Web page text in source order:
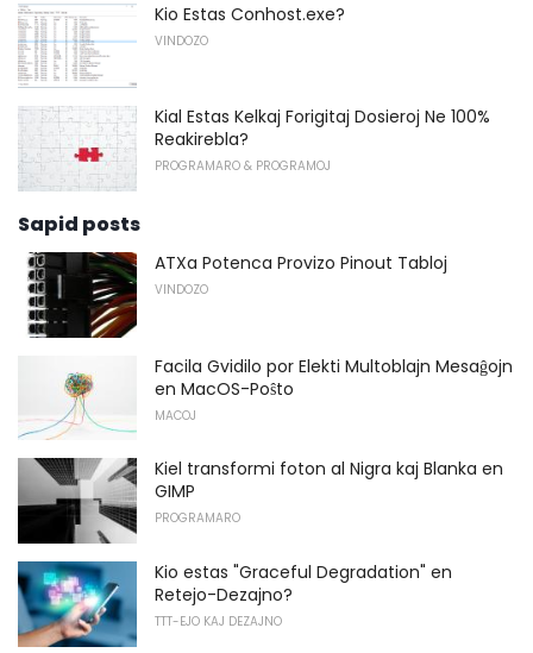
Kio Estas Conhost.exe?
VINDOZO
Kial Estas Kelkaj Forigitaj Dosieroj Ne 100%
Reakirebla?
PROGRAMARO & PROGRAMOJ
Sapid posts
ATXa Potenca Provizo Pinout Tabloj
VINDOZO
Facila Gvidilo por Elekti Multoblajn Mesaĝojn
en MacOS-Poŝto
MACOJ
Kiel transformi foton al Nigra kaj Blanka en
GIMP
PROGRAMARO
Kio estas "Graceful Degradation" en
Retejo-Dezajno?
TTT-EJO KAJ DEZAJNO